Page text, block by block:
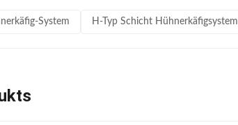
System H-Typ Schicht Hühnerkäfigsystem